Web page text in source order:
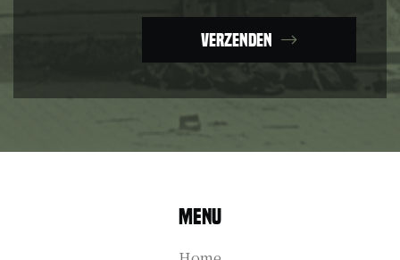
Verzenden
Menu